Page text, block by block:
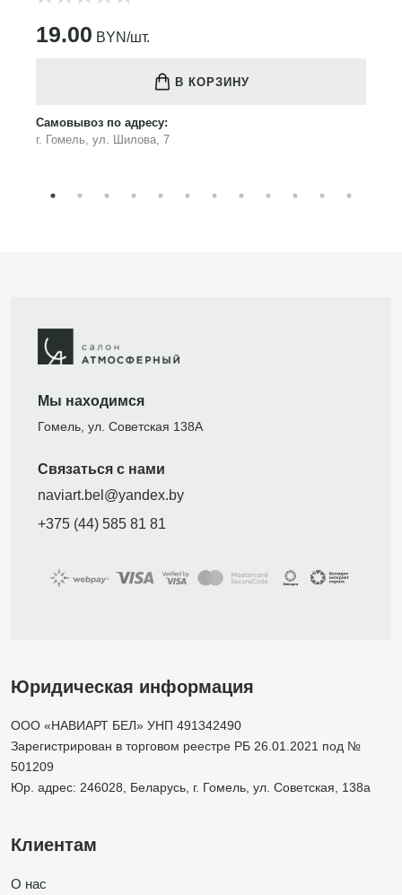
19.00 BYN/шт.
В КОРЗИНУ
Самовывоз по адресу:
г. Гомель, ул. Шилова, 7
Мы находимся
Гомель, ул. Советская 138А
Связаться с нами
naviart.bel@yandex.by
+375 (44) 585 81 81
Юридическая информация
ООО «НАВИАРТ БЕЛ» УНП 491342490
Зарегистрирован в торговом реестре РБ 26.01.2021 под №
501209
Юр. адрес: 246028, Беларусь, г. Гомель, ул. Советская, 138а
Клиентам
О нас